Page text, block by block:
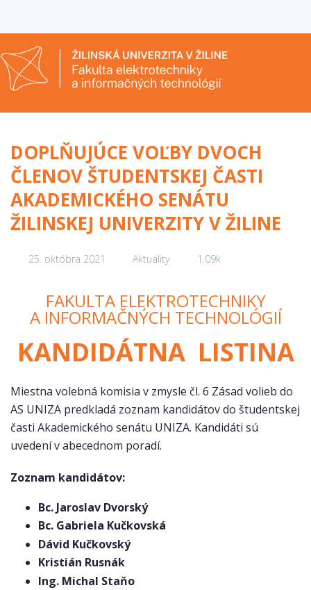
DOPLŇUJÚCE VOĽBY DVOCH
ČLENOV ŠTUDENTSKEJ ČASTI
AKADEMICKÉHO SENÁTU
ŽILINSKEJ UNIVERZITY V ŽILINE
25. októbra 2021 Aktuality 1.09k
FAKULTA ELEKTROTECHNIKY
A INFORMAČNÝCH TECHNOLÓGIÍ
KANDIDÁTNA LISTINA
Miestna volebná komisia v zmysle čl. 6 Zásad volieb do
AS UNIZA predkladá zoznam kandidátov do študentskej
časti Akademického senátu UNIZA. Kandidáti sú
uvedení v abecednom poradí.
Zoznam kandidátov:
Bc. Jaroslav Dvorský
Bc. Gabriela Kučkovská
Dávid Kučkovský
Kristián Rusnák
Ing. Michal Staňo